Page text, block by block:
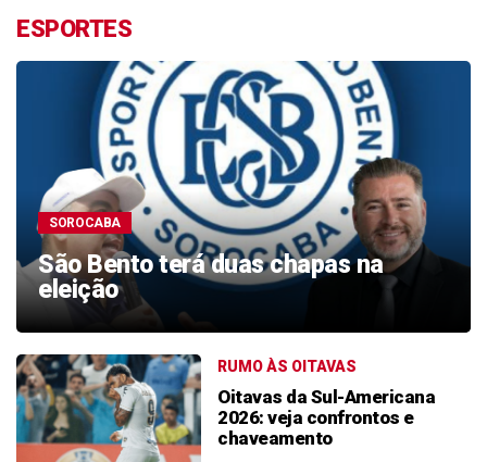
ESPORTES
SOROCABA
São Bento terá duas chapas na
eleição
RUMO ÀS OITAVAS
Oitavas da Sul-Americana
2026: veja confrontos e
chaveamento